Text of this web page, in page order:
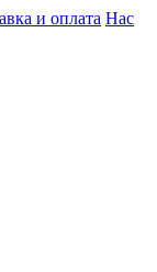
и оплата Нас